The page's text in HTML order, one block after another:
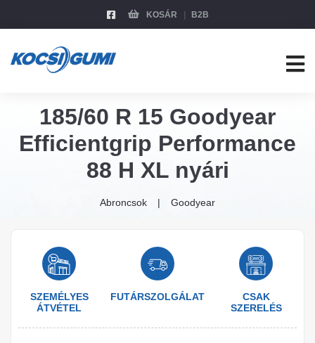
KOSÁR B2B
185/60 R 15 Goodyear
Efficientgrip Performance
88 H XL nyári
Abroncsok Goodyear
SZEMÉLYES
ÁTVÉTEL
FUTÁRSZOLGÁLAT
CSAK
SZERELÉS